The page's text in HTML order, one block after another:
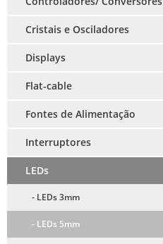
Cristais e Osciladores
Displays
Flat-cable
Fontes de Alimentação
Interruptores
LEDs
- LEDs 3mm
- LEDs 5mm